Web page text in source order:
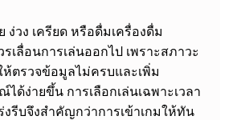
ง่วง เครียด หรือดื่มเครื่องดื่ม
เลื่อนการเล่นออกไป เพราะสภาวะ
ห้ตรวจข้อมูลไม่ครบและเพิ่ม
ด้ง่ายขึ้น การเลือกเล่นเฉพาะเวลา
งรีบจึงสำคัญกว่าการเข้าเกมให้ทัน